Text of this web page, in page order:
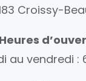
Croissy-
Heures
au vendredi :